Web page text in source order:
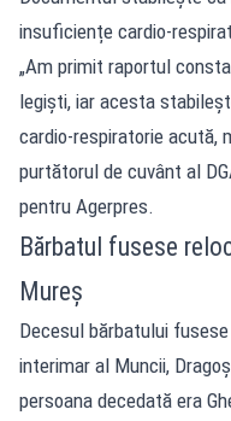
insuficiențe cardio-
„Am primit raportul
legiști, iar acesta
cardio-respiratorie acută,
purtătorul de cuvânt al
pentru Agerpres.
Bărbatul fusese
Mureș
Decesul bărbatului
interimar al Muncii,
persoana decedată era